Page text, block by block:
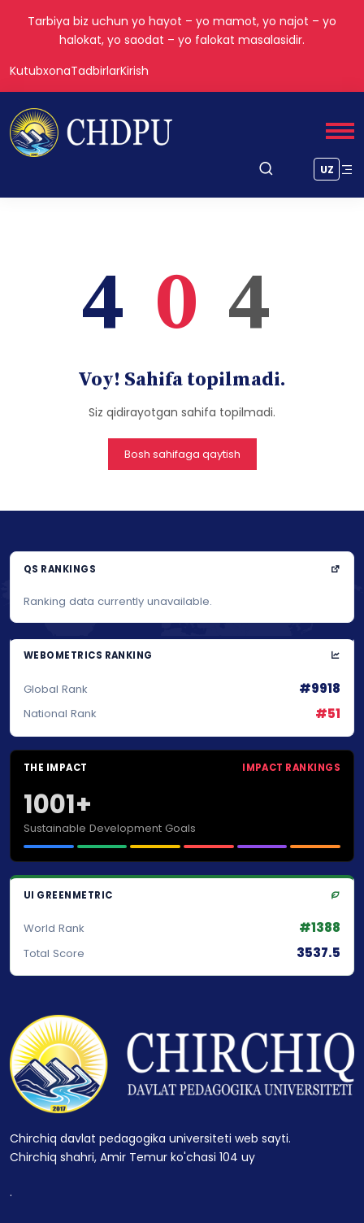
Tarbiya biz uchun yo hayot – yo mamot, yo najot – yo
halokat, yo saodat – yo falokat masalasidir.
KutubxonaTadbirlarKirish
UZ
4 0 4
Voy! Sahifa topilmadi.
Siz qidirayotgan sahifa topilmadi.
Bosh sahifaga qaytish
QS RANKINGS
Ranking data currently unavailable.
WEBOMETRICS RANKING
Global Rank #9918
National Rank #51
THE IMPACT IMPACT RANKINGS
1001+
Sustainable Development Goals
UI GREENMETRIC
World Rank #1388
Total Score 3537.5
Chirchiq davlat pedagogika universiteti web sayti.
Chirchiq shahri, Amir Temur ko'chasi 104 uy
.